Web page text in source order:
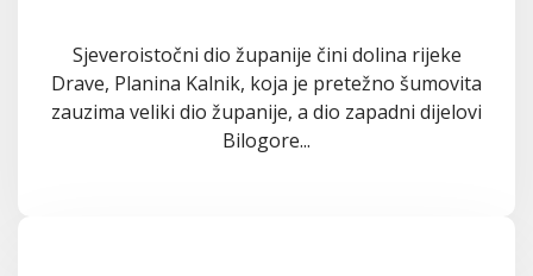
Sjeveroistočni dio županije čini dolina rijeke
Drave, Planina Kalnik, koja je pretežno šumovita
zauzima veliki dio županije, a dio zapadni dijelovi
Bilogore...